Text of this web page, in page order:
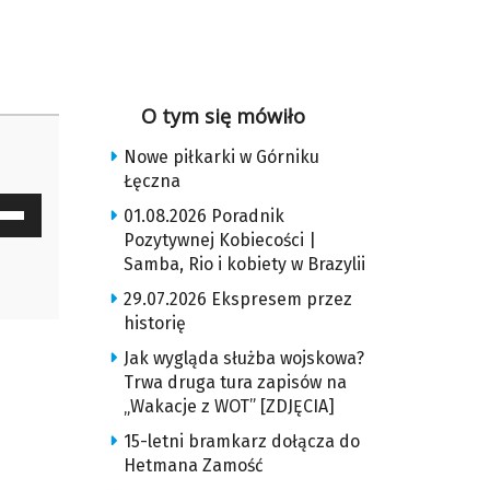
O tym się mówiło
Nowe piłkarki w Górniku
Łęczna
01.08.2026 Poradnik
Pozytywnej Kobiecości |
Samba, Rio i kobiety w Brazylii
29.07.2026 Ekspresem przez
historię
Jak wygląda służba wojskowa?
Trwa druga tura zapisów na
„Wakacje z WOT” [ZDJĘCIA]
15-letni bramkarz dołącza do
Hetmana Zamość